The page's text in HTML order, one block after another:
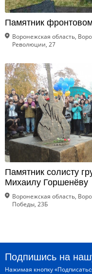
Памятник
Воронежская область,
Революции, 27
Памятник солисту
Михаилу Горшенёву
Воронежская область,
Победы, 23Б
Подпишись на
Нажимая кнопку